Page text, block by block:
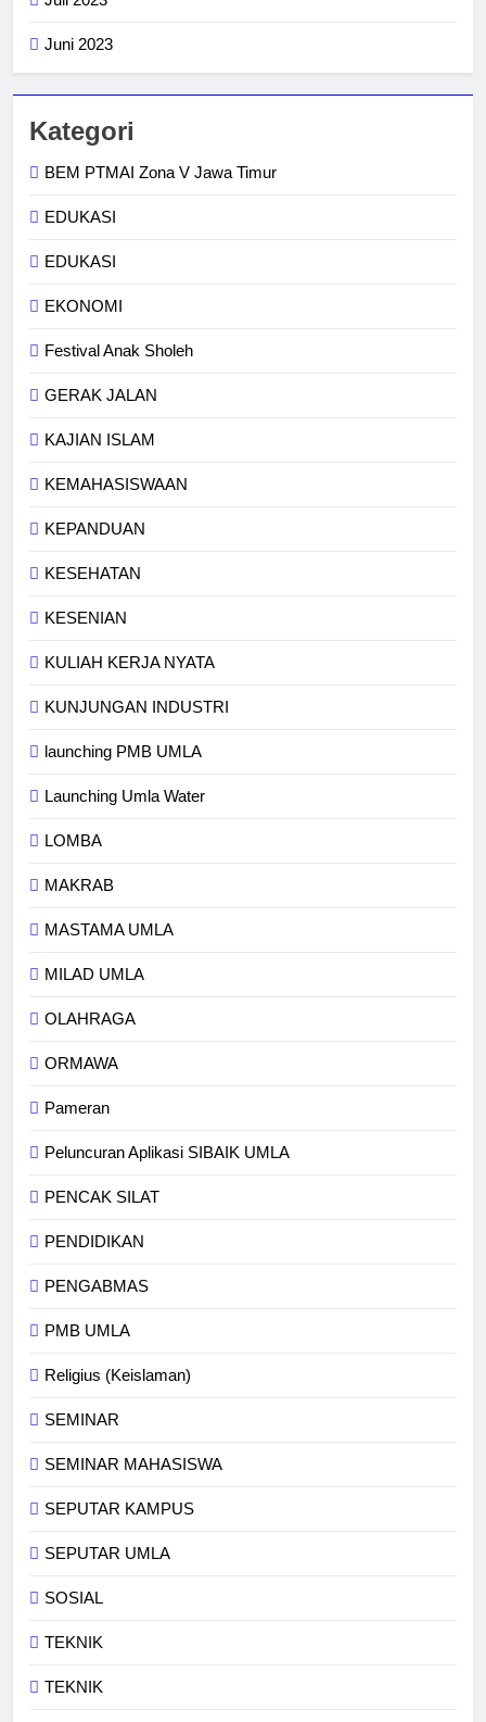
Juni 2023
Kategori
BEM PTMAI Zona V Jawa Timur
EDUKASI
EDUKASI
EKONOMI
Festival Anak Sholeh
GERAK JALAN
KAJIAN ISLAM
KEMAHASISWAAN
KEPANDUAN
KESEHATAN
KESENIAN
KULIAH KERJA NYATA
KUNJUNGAN INDUSTRI
launching PMB UMLA
Launching Umla Water
LOMBA
MAKRAB
MASTAMA UMLA
MILAD UMLA
OLAHRAGA
ORMAWA
Pameran
Peluncuran Aplikasi SIBAIK UMLA
PENCAK SILAT
PENDIDIKAN
PENGABMAS
PMB UMLA
Religius (Keislaman)
SEMINAR
SEMINAR MAHASISWA
SEPUTAR KAMPUS
SEPUTAR UMLA
SOSIAL
TEKNIK
TEKNIK